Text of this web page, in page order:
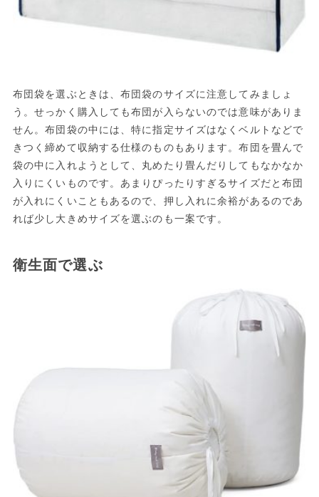
布団袋を選ぶときは、布団袋のサイズに注意してみましょ
う。せっかく購入しても布団が入らないのでは意味がありま
せん。布団袋の中には、特に指定サイズはなくベルトなどで
きつく締めて収納する仕様のものもあります。布団を畳んで
袋の中に入れようとして、丸めたり畳んだりしてもなかなか
入りにくいものです。あまりぴったりすぎるサイズだと布団
が入れにくいこともあるので、押し入れに余裕があるのであ
れば少し大きめサイズを選ぶのも一案です。
衛生面で選ぶ